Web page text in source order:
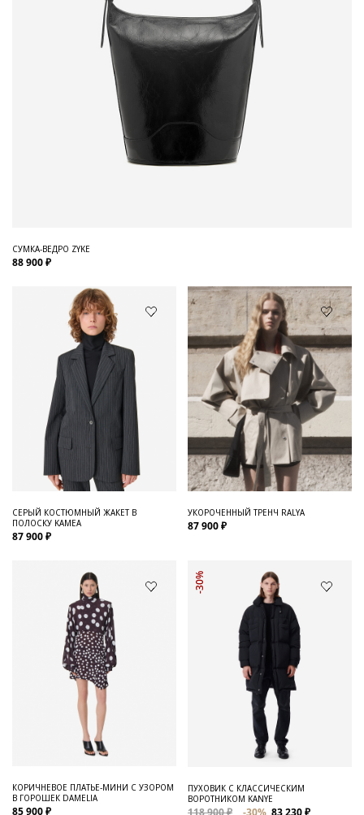
СУМКА-ВЕДРО ZYKE
88 900 ₽
СЕРЫЙ КОСТЮМНЫЙ ЖАКЕТ В
ПОЛОСКУ KAMEA
87 900 ₽
УКОРОЧЕННЫЙ ТРЕНЧ RALYA
87 900 ₽
КОРИЧНЕВОЕ ПЛАТЬЕ-МИНИ С УЗОРОМ
В ГОРОШЕК DAMELIA
85 900 ₽
-30%
ПУХОВИК С КЛАССИЧЕСКИМ
ВОРОТНИКОМ KANYE
118 900 ₽ -30% 83 230 ₽